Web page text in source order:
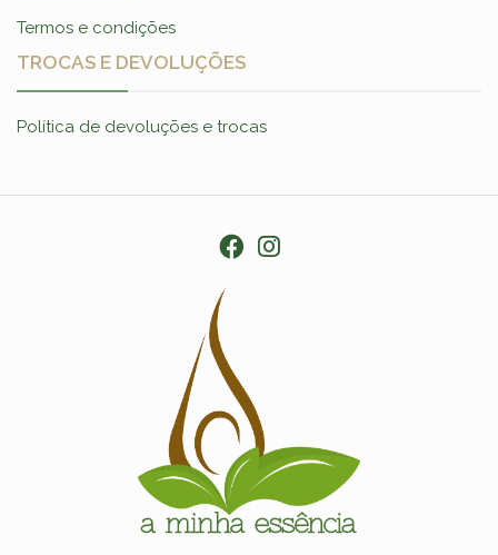
Termos e condições
TROCAS E DEVOLUÇÕES
Política de devoluções e trocas